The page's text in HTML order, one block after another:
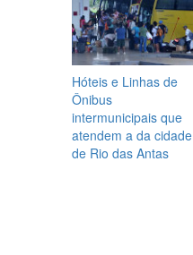
Hóteis e Linhas de
Ônibus
intermunicipais que
atendem a da cidade
de Rio das Antas